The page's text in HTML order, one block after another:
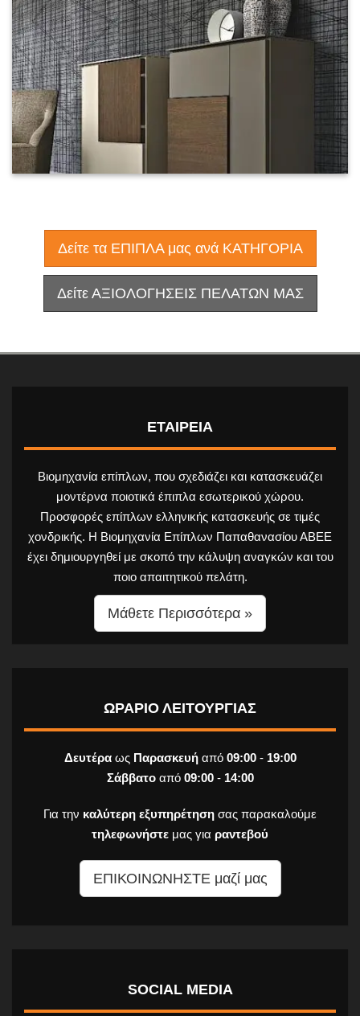
Δείτε τα ΕΠΙΠΛΑ μας ανά ΚΑΤΗΓΟΡΙΑ
Δείτε ΑΞΙΟΛΟΓΗΣΕΙΣ ΠΕΛΑΤΩΝ ΜΑΣ
ΕΤΑΙΡΕΙΑ
Βιομηχανία επίπλων, που σχεδιάζει και κατασκευάζει
μοντέρνα ποιοτικά έπιπλα εσωτερικού χώρου.
Προσφορές επίπλων ελληνικής κατασκευής σε τιμές
χονδρικής. Η Βιομηχανία Επίπλων Παπαθανασίου ΑΒΕΕ
έχει δημιουργηθεί με σκοπό την κάλυψη αναγκών και του
ποιο απαιτητικού πελάτη.
Μάθετε Περισσότερα »
ΩΡΑΡΙΟ ΛΕΙΤΟΥΡΓΙΑΣ
Δευτέραως Παρασκευήαπό 09:00- 19:00
Σάββατοαπό 09:00- 14:00
Για την καλύτερη εξυπηρέτηση σας παρακαλούμε
τηλεφωνήστε μας για ραντεβού
ΕΠΙΚΟΙΝΩΝΗΣΤΕ μαζί μας
SOCIAL MEDIA